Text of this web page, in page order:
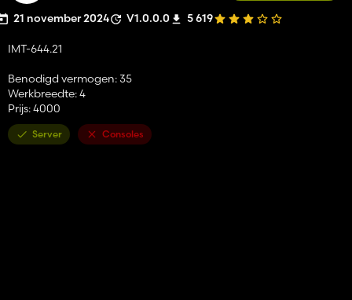
21 november 2024 V1.0.0.0 5 619
IMT-644.21
Benodigd vermogen: 35
Werkbreedte: 4
Prijs: 4000
Server Consoles